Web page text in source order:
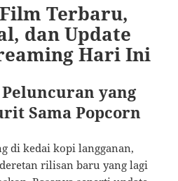
Terbaru,
dan Update
Hari Ini
yang
Sama Popcorn
di kedai kopi langganan,
rilisan baru yang lagi